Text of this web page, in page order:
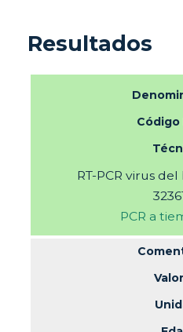
Resultados
Código
RT-PCR virus
PCR a